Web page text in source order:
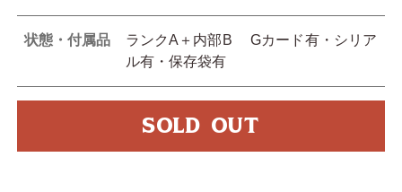
状態・付属品
ランクA＋内部B Gカード有・シリア
ル有・保存袋有
SOLD OUT